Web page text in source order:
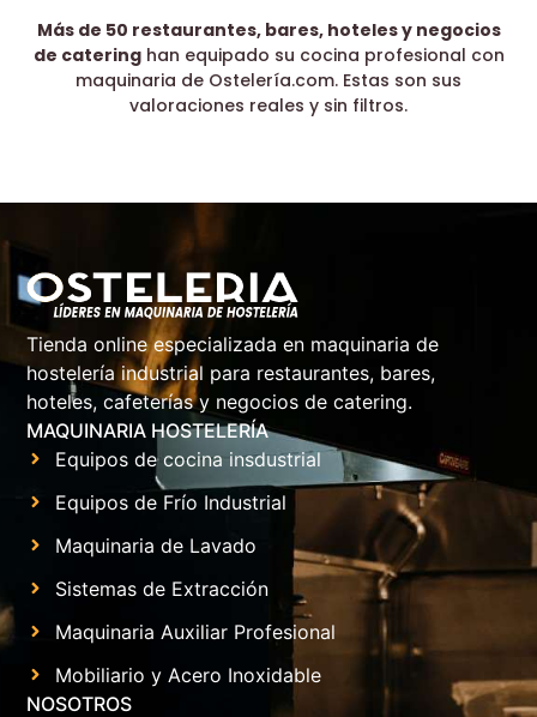
Más de 50 restaurantes, bares, hoteles y negocios
de cateringhan equipado su cocina profesional con
maquinaria de Ostelería.com. Estas son sus
valoraciones reales y sin filtros.
Tienda online especializada en maquinaria de
hostelería industrial para restaurantes, bares,
hoteles, cafeterías y negocios de catering.
MAQUINARIA HOSTELERÍA
Equipos de cocina insdustrial
Equipos de Frío Industrial
Maquinaria de Lavado
Sistemas de Extracción
Maquinaria Auxiliar Profesional
Mobiliario y Acero Inoxidable
NOSOTROS